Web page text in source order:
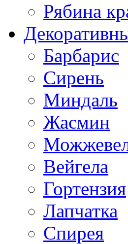
Рябина
Барбарис
Сирень
Миндаль
Жасмин
Вейгела
Гортензия
Лапчатка
Спирея